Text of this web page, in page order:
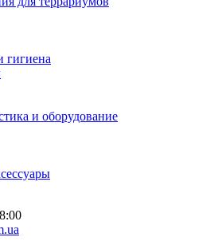
гигиена
и оборудование